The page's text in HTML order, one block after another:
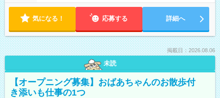
気になる！ 応募する 詳細へ
掲載日：2026.08.06
未読
【オープニング募集】おばあちゃんのお散歩付
き添いも仕事の1つ